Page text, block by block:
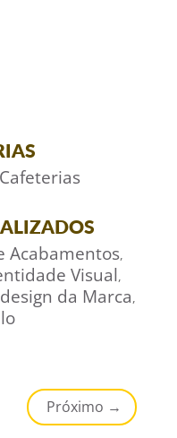
Acabamentos,
Visual,
da Marca,
Próximo →